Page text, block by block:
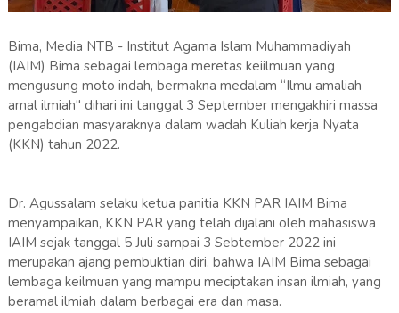
Bima, Media NTB - Institut Agama Islam Muhammadiyah
(IAIM) Bima sebagai lembaga meretas keiilmuan yang
mengusung moto indah, bermakna medalam “Ilmu amaliah
amal ilmiah" dihari ini tanggal 3 September mengakhiri massa
pengabdian masyaraknya dalam wadah Kuliah kerja Nyata
(KKN) tahun 2022.
Dr. Agussalam selaku ketua panitia KKN PAR IAIM Bima
menyampaikan, KKN PAR yang telah dijalani oleh mahasiswa
IAIM sejak tanggal 5 Juli sampai 3 Sebtember 2022 ini
merupakan ajang pembuktian diri, bahwa IAIM Bima sebagai
lembaga keilmuan yang mampu meciptakan insan ilmiah, yang
beramal ilmiah dalam berbagai era dan masa.